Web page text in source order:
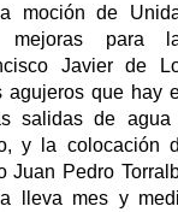
moción de
para
Javier de
agujeros que hay
salidas de agua
y la colocación
Juan Pedro
lleva mes y